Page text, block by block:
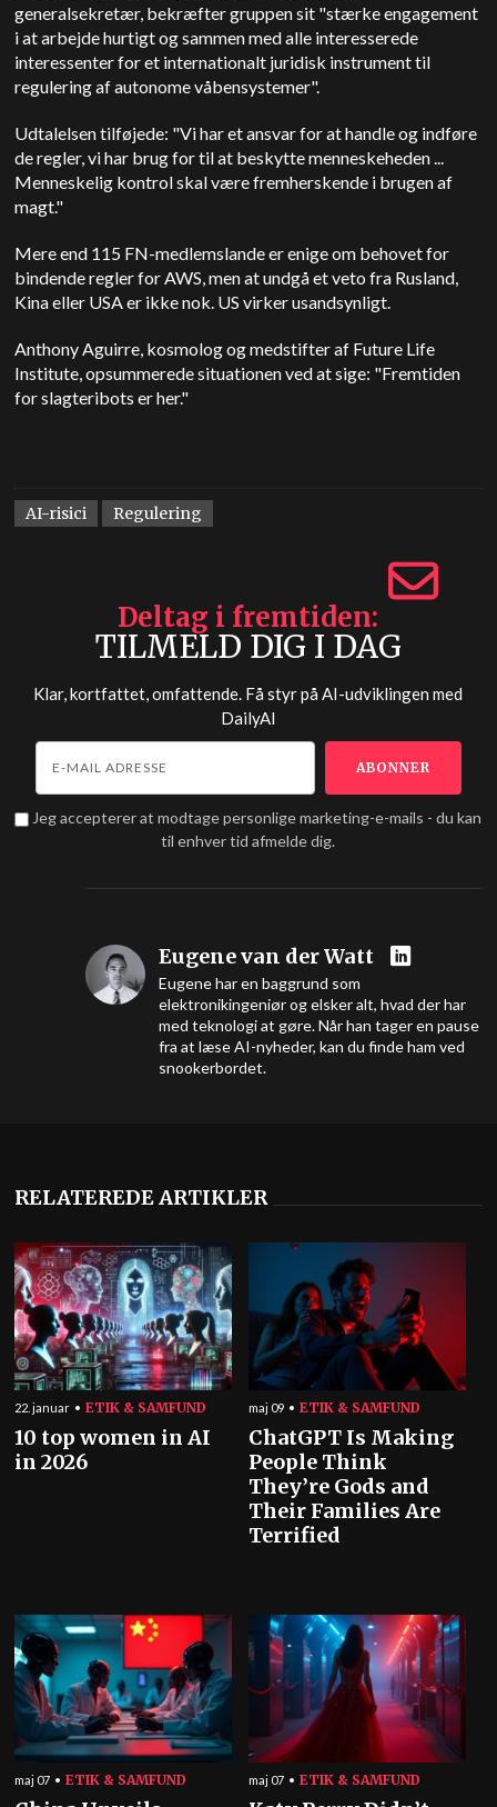
generalsekretær, bekræfter gruppen sit "stærke engagement
i at arbejde hurtigt og sammen med alle interesserede
interessenter for et internationalt juridisk instrument til
regulering af autonome våbensystemer".
Udtalelsen tilføjede: "Vi har et ansvar for at handle og indføre
de regler, vi har brug for til at beskytte menneskeheden ...
Menneskelig kontrol skal være fremherskende i brugen af
magt."
Mere end 115 FN-medlemslande er enige om behovet for
bindende regler for AWS, men at undgå et veto fra Rusland,
Kina eller USA er ikke nok. US virker usandsynligt.
Anthony Aguirre, kosmolog og medstifter af Future Life
Institute, opsummerede situationen ved at sige: "Fremtiden
for slagteribots er her."
AI-risici Regulering
Deltag i fremtiden
TILMELD DIG I DAG
Klar, kortfattet, omfattende. Få styr på AI-udviklingen med
DailyAI
Jeg accepterer at modtage personlige marketing-e-mails - du kan
til enhver tid afmelde dig.
Eugene van der Watt
Eugene har en baggrund som
elektronikingeniør og elsker alt, hvad der har
med teknologi at gøre. Når han tager en pause
fra at læse AI-nyheder, kan du finde ham ved
snookerbordet.
RELATEREDE ARTIKLER
22. januar ETIK & SAMFUND
10 top women in AI
in 2026
maj 09 ETIK & SAMFUND
ChatGPT Is Making
People Think
They’re Gods and
Their Families Are
Terrified
maj 07 ETIK & SAMFUND maj 07 ETIK & SAMFUND